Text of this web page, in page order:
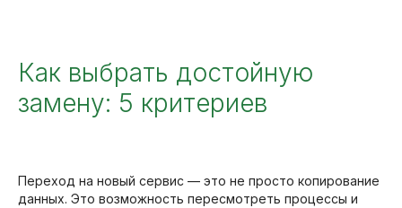
Как выбрать достойную
замену: 5 критериев
Переход на новый сервис — это не просто копирование
данных. Это возможность пересмотреть процессы и